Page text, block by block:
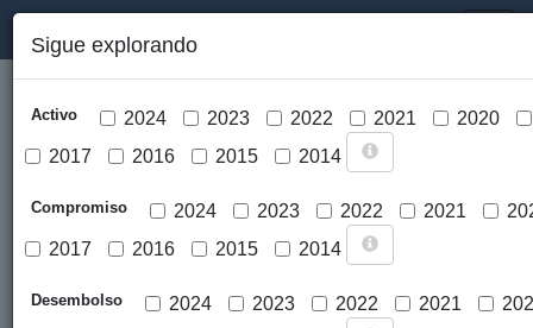
Cargar mapa
Sigue explorando
Activo 2024 2023 2022 2021
2020
2017
2016 2015 2014
Compromiso 2024 2023 2022 2021
2017
2016 2015 2014
Desembolso 2024 2023 2022 2021